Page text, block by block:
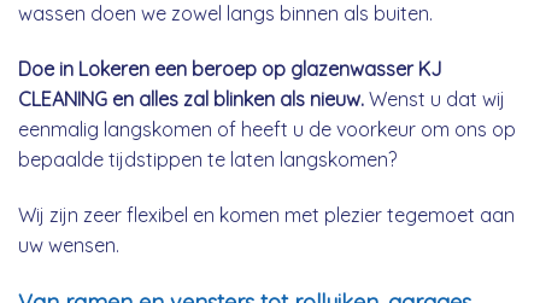
wassen doen we zowel langs binnen als buiten.
Doe in Lokeren een beroep op glazenwasser KJ
CLEANING en alles zal blinken als nieuw. Wenst u dat wij
eenmalig langskomen of heeft u de voorkeur om ons op
bepaalde tijdstippen te laten langskomen?
Wij zijn zeer flexibel en komen met plezier tegemoet aan
uw wensen.